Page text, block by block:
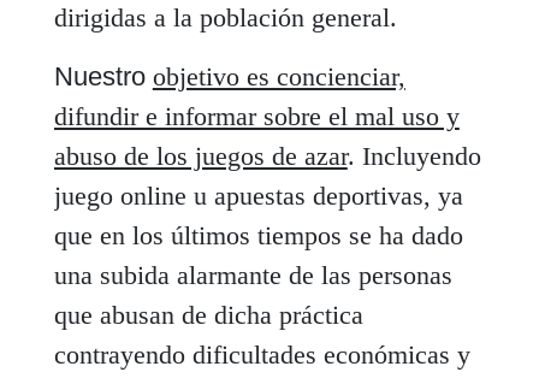
dirigidas a la población general.
Nuestro objetivo es concienciar,
difundir e informar sobre el mal uso y
abuso de los juegos de azar. Incluyendo
juego online u apuestas deportivas, ya
que en los últimos tiempos se ha dado
una subida alarmante de las personas
que abusan de dicha práctica
contrayendo dificultades económicas y